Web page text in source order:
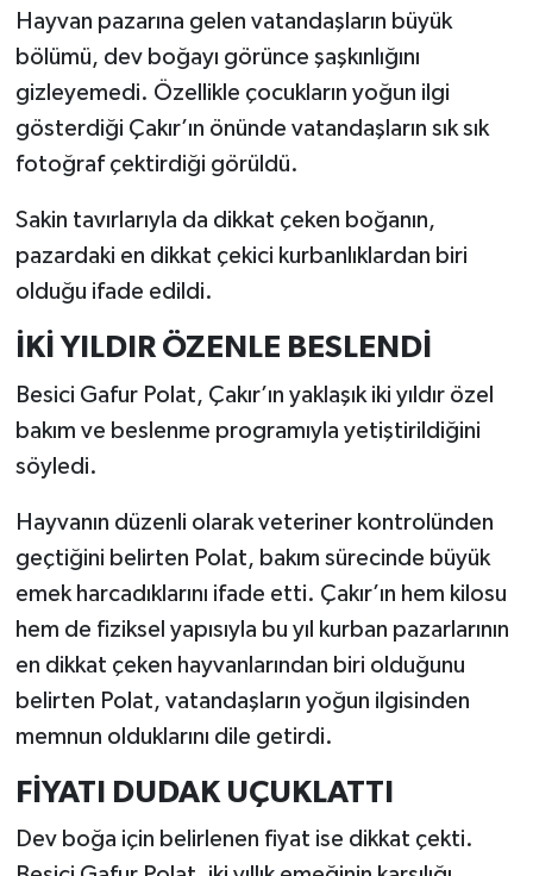
Hayvan pazarına gelen vatandaşların büyük
bölümü, dev boğayı görünce şaşkınlığını
gizleyemedi. Özellikle çocukların yoğun ilgi
gösterdiği Çakır’ın önünde vatandaşların sık sık
fotoğraf çektirdiği görüldü.
Sakin tavırlarıyla da dikkat çeken boğanın,
pazardaki en dikkat çekici kurbanlıklardan biri
olduğu ifade edildi.
İKİ YILDIR ÖZENLE BESLENDİ
Besici Gafur Polat, Çakır’ın yaklaşık iki yıldır özel
bakım ve beslenme programıyla yetiştirildiğini
söyledi.
Hayvanın düzenli olarak veteriner kontrolünden
geçtiğini belirten Polat, bakım sürecinde büyük
emek harcadıklarını ifade etti. Çakır’ın hem kilosu
hem de fiziksel yapısıyla bu yıl kurban pazarlarının
en dikkat çeken hayvanlarından biri olduğunu
belirten Polat, vatandaşların yoğun ilgisinden
memnun olduklarını dile getirdi.
FİYATI DUDAK UÇUKLATTI
Dev boğa için belirlenen fiyat ise dikkat çekti.